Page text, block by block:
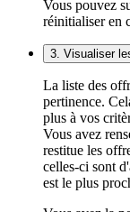
Vous pouvez
réinitialiser en
3. Visualiser
La liste des
pertinence.
plus à vos
Vous avez
restitue les
celles-ci sont
est le plus